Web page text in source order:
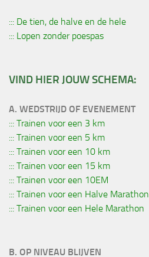
::: De tien, de halve en de hele
::: Lopen zonder poespas
VIND HIER JOUW SCHEMA:
A. WEDSTRIJD OF EVENEMENT
::: Trainen voor een 3 km
::: Trainen voor een 5 km
::: Trainen voor een 10 km
::: Trainen voor een 15 km
::: Trainen voor een 10EM
::: Trainen voor een Halve Marathon
::: Trainen voor een Hele Marathon
B. OP NIVEAU BLIJVEN